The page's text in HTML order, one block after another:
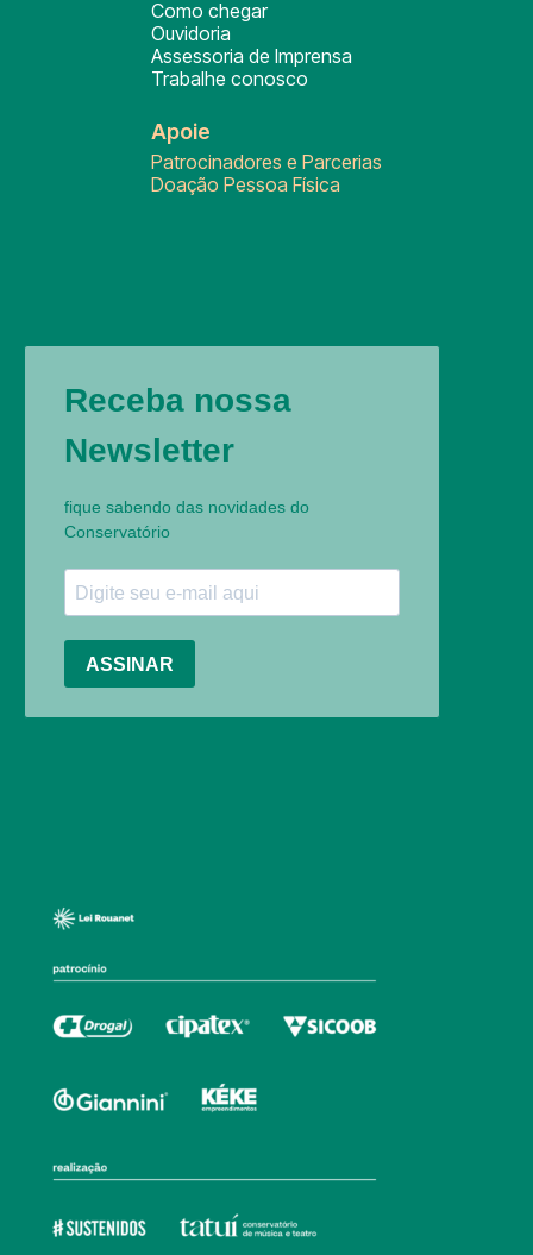
Como chegar
Ouvidoria
Assessoria de Imprensa
Trabalhe conosco
Apoie
Patrocinadores e Parcerias
Doação Pessoa Física